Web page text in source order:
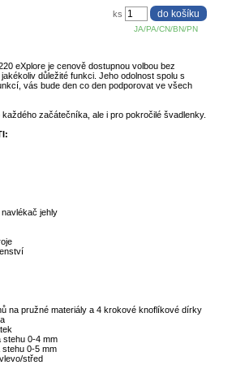
JA/PA/CN/BN/PN
ks
eXplore je cenově dostupnou volbou bez
důležité funkci. Jeho odolnost spolu s
vás bude den co den podporovat ve všech
každého začátečníka, ale i pro pokročilé švadlenky.
jehly
na pružné materiály a 4 krokové knoflíkové dírky
stehu 0-4 mm
0-5 mm
střed